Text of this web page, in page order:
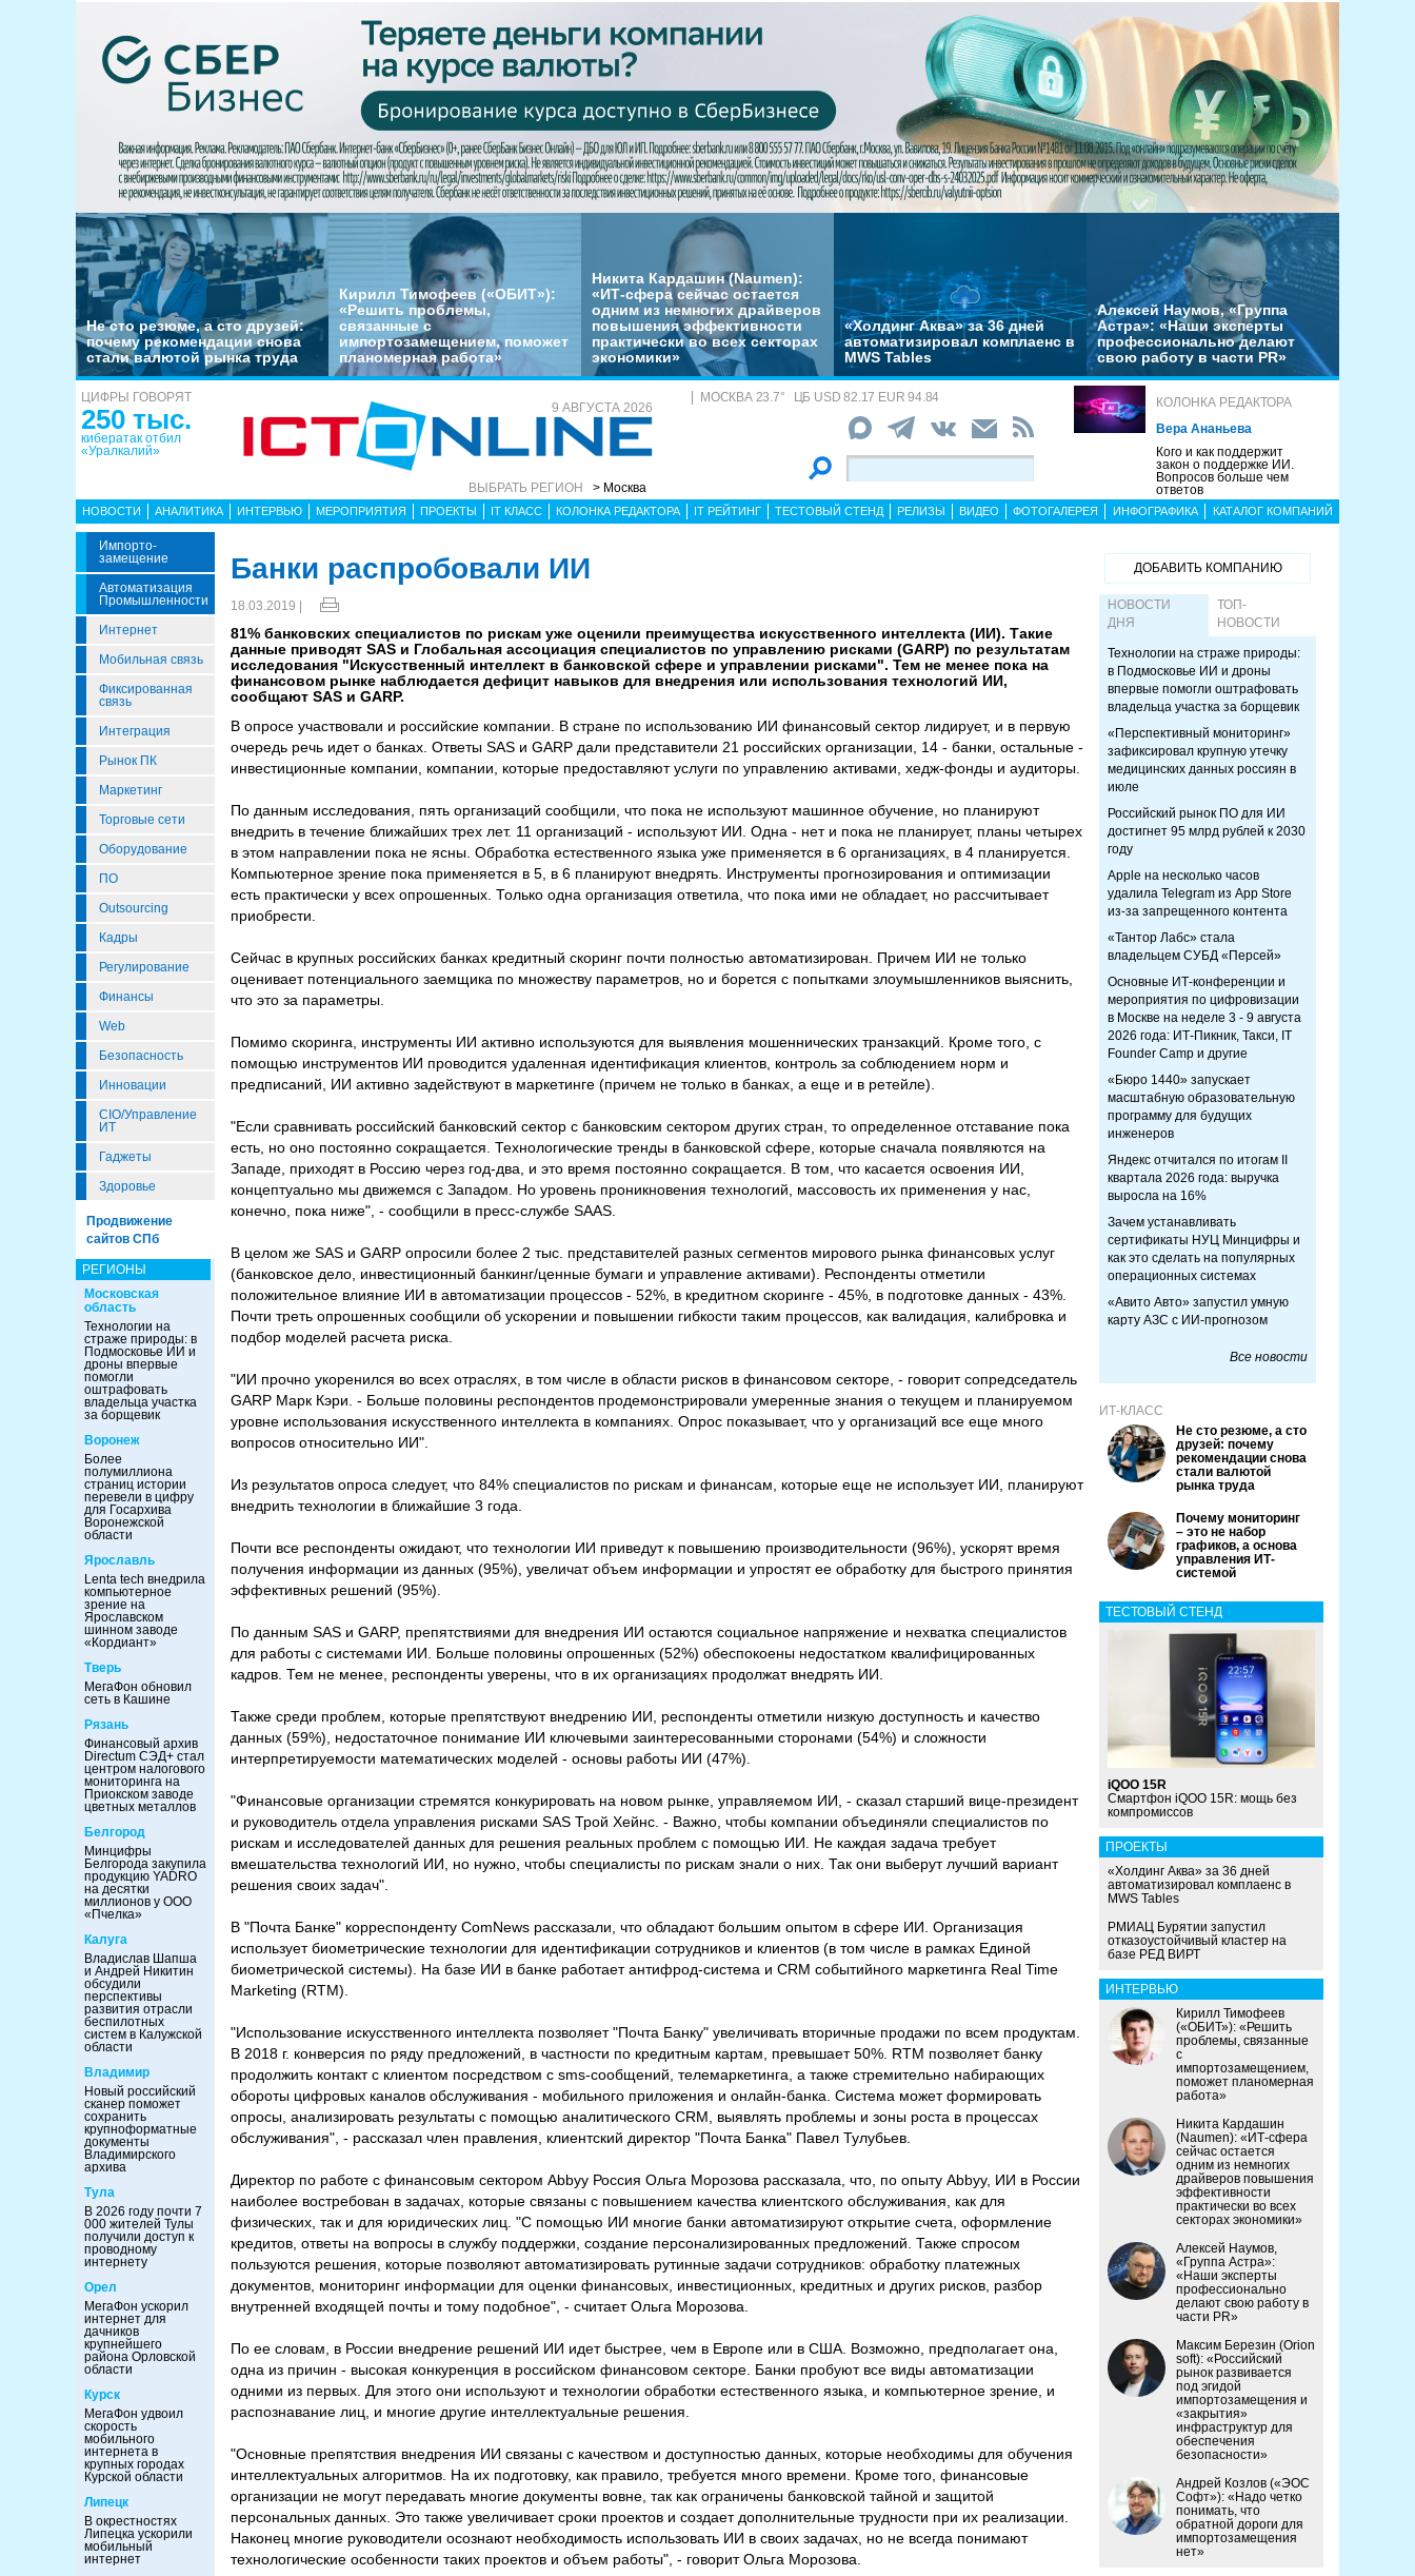
Не сто резюме, а сто друзей:
почему рекомендации снова
стали валютой рынка труда
Кирилл Тимофеев («ОБИТ»):
«Решить проблемы,
связанные с
импортозамещением, поможет
планомерная работа»
Никита Кардашин (Naumen):
«ИТ-сфера сейчас остается
одним из немногих драйверов
повышения эффективности
практически во всех секторах
экономики»
«Холдинг Аква» за 36 дней
автоматизировал комплаенс в
MWS Tables
Алексей Наумов, «Группа
Астра»: «Наши эксперты
профессионально делают
свою работу в части PR»
ЦИФРЫ ГОВОРЯТ
250 тыс.
кибератак отбил
«Уралкалий»
9 АВГУСТА 2026
ВЫБРАТЬ РЕГИОН > Москва
МОСКВА 23.7° ЦБ USD 82.17 EUR 94.84
КОЛОНКА РЕДАКТОРА
Вера Ананьева
Кого и как поддержит
закон о поддержке ИИ.
Вопросов больше чем
ответов
НОВОСТИ АНАЛИТИКА ИНТЕРВЬЮ МЕРОПРИЯТИЯ ПРОЕКТЫ IT КЛАСС КОЛОНКА РЕДАКТОРА IT РЕЙТИНГ ТЕСТОВЫЙ СТЕНД РЕЛИЗЫ ВИДЕО ФОТОГАЛЕРЕЯ ИНФОГРАФИКА КАТАЛОГ КОМПАНИЙ
Импорто­
Замещение
Автоматизация
Промышленности
Интернет
Мобильная связь
Фиксированная
связь
Интеграция
Рынок ПК
Маркетинг
Торговые сети
Оборудование
ПО
Outsourcing
Кадры
Регулирование
Финансы
Web
Безопасность
Инновации
CIO/Управление
ИТ
Гаджеты
Здоровье
Продвижение
сайтов СПб
РЕГИОНЫ
Московская
область
Технологии на
страже природы: в
Подмосковье ИИ и
дроны впервые
помогли
оштрафовать
владельца участка
за борщевик
Воронеж
Более
полумиллиона
страниц истории
перевели в цифру
для Госархива
Воронежской
области
Ярославль
Lenta tech внедрила
компьютерное
зрение на
Ярославском
шинном заводе
«Кордиант»
Тверь
МегаФон обновил
сеть в Кашине
Рязань
Финансовый архив
Directum СЭД+ стал
центром налогового
мониторинга на
Приокском заводе
цветных металлов
Белгород
Минцифры
Белгорода закупила
продукцию YADRO
на десятки
миллионов у ООО
«Пчелка»
Калуга
Владислав Шапша
и Андрей Никитин
обсудили
перспективы
развития отрасли
беспилотных
систем в Калужской
области
Владимир
Новый российский
сканер поможет
сохранить
крупноформатные
документы
Владимирского
архива
Тула
В 2026 году почти 7
000 жителей Тулы
получили доступ к
проводному
интернету
Орел
МегаФон ускорил
интернет для
дачников
крупнейшего
района Орловской
области
Курск
МегаФон удвоил
скорость
мобильного
интернета в
крупных городах
Курской области
Липецк
В окрестностях
Липецка ускорили
мобильный
интернет
Банки распробовали ИИ
18.03.2019 |
81% банковских специалистов по рискам уже оценили преимущества искусственного интеллекта (ИИ). Такие
данные приводят SAS и Глобальная ассоциация специалистов по управлению рисками (GARP) по результатам
исследования "Искусственный интеллект в банковской сфере и управлении рисками". Тем не менее пока на
финансовом рынке наблюдается дефицит навыков для внедрения или использования технологий ИИ,
сообщают SAS и GARP.
В опросе участвовали и российские компании. В стране по использованию ИИ финансовый сектор лидирует, и в первую
очередь речь идет о банках. Ответы SAS и GARP дали представители 21 российских организации, 14 - банки, остальные -
инвестиционные компании, компании, которые предоставляют услуги по управлению активами, хедж-фонды и аудиторы.
По данным исследования, пять организаций сообщили, что пока не используют машинное обучение, но планируют
внедрить в течение ближайших трех лет. 11 организаций - используют ИИ. Одна - нет и пока не планирует, планы четырех
в этом направлении пока не ясны. Обработка естественного языка уже применяется в 6 организациях, в 4 планируется.
Компьютерное зрение пока применяется в 5, в 6 планируют внедрять. Инструменты прогнозирования и оптимизации
есть практически у всех опрошенных. Только одна организация ответила, что пока ими не обладает, но рассчитывает
приобрести.
Сейчас в крупных российских банках кредитный скоринг почти полностью автоматизирован. Причем ИИ не только
оценивает потенциального заемщика по множеству параметров, но и борется с попытками злоумышленников выяснить,
что это за параметры.
Помимо скоринга, инструменты ИИ активно используются для выявления мошеннических транзакций. Кроме того, с
помощью инструментов ИИ проводится удаленная идентификация клиентов, контроль за соблюдением норм и
предписаний, ИИ активно задействуют в маркетинге (причем не только в банках, а еще и в ретейле).
"Если сравнивать российский банковский сектор с банковским сектором других стран, то определенное отставание пока
есть, но оно постоянно сокращается. Технологические тренды в банковской сфере, которые сначала появляются на
Западе, приходят в Россию через год-два, и это время постоянно сокращается. В том, что касается освоения ИИ,
концептуально мы движемся с Западом. Но уровень проникновения технологий, массовость их применения у нас,
конечно, пока ниже", - сообщили в пресс-службе SAAS.
В целом же SAS и GARP опросили более 2 тыс. представителей разных сегментов мирового рынка финансовых услуг
(банковское дело, инвестиционный банкинг/ценные бумаги и управление активами). Респонденты отметили
положительное влияние ИИ в автоматизации процессов - 52%, в кредитном скоринге - 45%, в подготовке данных - 43%.
Почти треть опрошенных сообщили об ускорении и повышении гибкости таким процессов, как валидация, калибровка и
подбор моделей расчета риска.
"ИИ прочно укоренился во всех отраслях, в том числе в области рисков в финансовом секторе, - говорит сопредседатель
GARP Марк Кэри. - Больше половины респондентов продемонстрировали умеренные знания о текущем и планируемом
уровне использования искусственного интеллекта в компаниях. Опрос показывает, что у организаций все еще много
вопросов относительно ИИ".
Из результатов опроса следует, что 84% специалистов по рискам и финансам, которые еще не использует ИИ, планируют
внедрить технологии в ближайшие 3 года.
Почти все респонденты ожидают, что технологии ИИ приведут к повышению производительности (96%), ускорят время
получения информации из данных (95%), увеличат объем информации и упростят ее обработку для быстрого принятия
эффективных решений (95%).
По данным SAS и GARP, препятствиями для внедрения ИИ остаются социальное напряжение и нехватка специалистов
для работы с системами ИИ. Больше половины опрошенных (52%) обеспокоены недостатком квалифицированных
кадров. Тем не менее, респонденты уверены, что в их организациях продолжат внедрять ИИ.
Также среди проблем, которые препятствуют внедрению ИИ, респонденты отметили низкую доступность и качество
данных (59%), недостаточное понимание ИИ ключевыми заинтересованными сторонами (54%) и сложности
интерпретируемости математических моделей - основы работы ИИ (47%).
"Финансовые организации стремятся конкурировать на новом рынке, управляемом ИИ, - сказал старший вице-президент
и руководитель отдела управления рисками SAS Трой Хейнс. - Важно, чтобы компании объединяли специалистов по
рискам и исследователей данных для решения реальных проблем с помощью ИИ. Не каждая задача требует
вмешательства технологий ИИ, но нужно, чтобы специалисты по рискам знали о них. Так они выберут лучший вариант
решения своих задач".
В "Почта Банке" корреспонденту ComNews рассказали, что обладают большим опытом в сфере ИИ. Организация
использует биометрические технологии для идентификации сотрудников и клиентов (в том числе в рамках Единой
биометрической системы). На базе ИИ в банке работает антифрод-система и CRM событийного маркетинга Real Time
Marketing (RTM).
"Использование искусственного интеллекта позволяет "Почта Банку" увеличивать вторичные продажи по всем продуктам.
В 2018 г. конверсия по ряду предложений, в частности по кредитным картам, превышает 50%. RTM позволяет банку
продолжить контакт с клиентом посредством с sms-сообщений, телемаркетинга, а также стремительно набирающих
обороты цифровых каналов обслуживания - мобильного приложения и онлайн-банка. Система может формировать
опросы, анализировать результаты с помощью аналитического CRM, выявлять проблемы и зоны роста в процессах
обслуживания", - рассказал член правления, клиентский директор "Почта Банка" Павел Тулубьев.
Директор по работе с финансовым сектором Abbyy Россия Ольга Морозова рассказала, что, по опыту Abbyy, ИИ в России
наиболее востребован в задачах, которые связаны с повышением качества клиентского обслуживания, как для
физических, так и для юридических лиц. "С помощью ИИ многие банки автоматизируют открытие счета, оформление
кредитов, ответы на вопросы в службу поддержки, создание персонализированных предложений. Также спросом
пользуются решения, которые позволяют автоматизировать рутинные задачи сотрудников: обработку платежных
документов, мониторинг информации для оценки финансовых, инвестиционных, кредитных и других рисков, разбор
внутренней входящей почты и тому подобное", - считает Ольга Морозова.
По ее словам, в России внедрение решений ИИ идет быстрее, чем в Европе или в США. Возможно, предполагает она,
одна из причин - высокая конкуренция в российском финансовом секторе. Банки пробуют все виды автоматизации
одними из первых. Для этого они используют и технологии обработки естественного языка, и компьютерное зрение, и
распознавание лиц, и многие другие интеллектуальные решения.
"Основные препятствия внедрения ИИ связаны с качеством и доступностью данных, которые необходимы для обучения
интеллектуальных алгоритмов. На их подготовку, как правило, требуется много времени. Кроме того, финансовые
организации не могут передавать многие документы вовне, так как ограничены банковской тайной и защитой
персональных данных. Это также увеличивает сроки проектов и создает дополнительные трудности при их реализации.
Наконец многие руководители осознают необходимость использовать ИИ в своих задачах, но не всегда понимают
технологические особенности таких проектов и объем работы", - говорит Ольга Морозова.
ДОБАВИТЬ КОМПАНИЮ
НОВОСТИ
ДНЯ
ТОП-
НОВОСТИ
Технологии на страже природы:
в Подмосковье ИИ и дроны
впервые помогли оштрафовать
владельца участка за борщевик
«Перспективный мониторинг»
зафиксировал крупную утечку
медицинских данных россиян в
июле
Российский рынок ПО для ИИ
достигнет 95 млрд рублей к 2030
году
Apple на несколько часов
удалила Telegram из App Store
из-за запрещенного контента
«Тантор Лабс» стала
владельцем СУБД «Персей»
Основные ИТ-конференции и
мероприятия по цифровизации
в Москве на неделе 3 - 9 августа
2026 года: ИТ-Пикник, Такси, IT
Founder Camp и другие
«Бюро 1440» запускает
масштабную образовательную
программу для будущих
инженеров
Яндекс отчитался по итогам II
квартала 2026 года: выручка
выросла на 16%
Зачем устанавливать
сертификаты НУЦ Минцифры и
как это сделать на популярных
операционных системах
«Авито Авто» запустил умную
карту АЗС с ИИ-прогнозом
Все новости
ИТ-КЛАСС
Не сто резюме, а сто
друзей: почему
рекомендации снова
стали валютой
рынка труда
Почему мониторинг
– это не набор
графиков, а основа
управления ИТ-
системой
ТЕСТОВЫЙ СТЕНД
iQOO 15R
Смартфон iQOO 15R: мощь без
компромиссов
ПРОЕКТЫ
«Холдинг Аква» за 36 дней
автоматизировал комплаенс в
MWS Tables
РМИАЦ Бурятии запустил
отказоустойчивый кластер на
базе РЕД ВИРТ
ИНТЕРВЬЮ
Кирилл Тимофеев
(«ОБИТ»): «Решить
проблемы, связанные
с
импортозамещением,
поможет планомерная
работа»
Никита Кардашин
(Naumen): «ИТ-сфера
сейчас остается
одним из немногих
драйверов повышения
эффективности
практически во всех
секторах экономики»
Алексей Наумов,
«Группа Астра»:
«Наши эксперты
профессионально
делают свою работу в
части PR»
Максим Березин (Orion
soft): «Российский
рынок развивается
под эгидой
импортозамещения и
«закрытия»
инфраструктур для
обеспечения
безопасности»
Андрей Козлов («ЭОС
Софт»): «Надо четко
понимать, что
обратной дороги для
импортозамещения
нет»